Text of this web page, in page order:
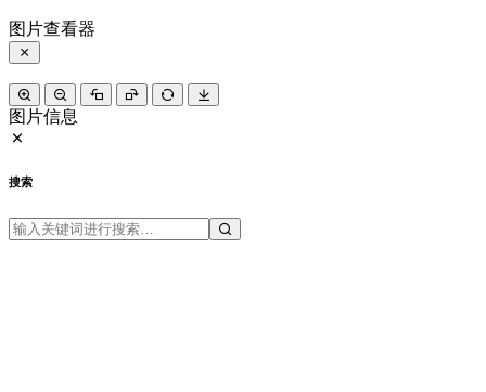
图片查看器
图片信息
搜索